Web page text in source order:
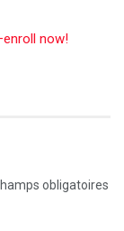
now!
obligatoires